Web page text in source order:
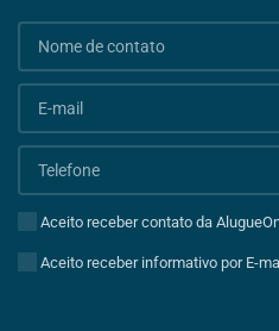
Aceito receber contato da
Aceito receber informativo por E-